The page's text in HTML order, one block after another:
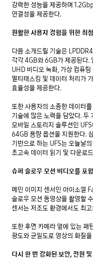
강력한 성능을 제공하며
연결성을 제공한다.
원활한 사용자 경험을 위한 최
다음 소개드릴 기술은
각각 4GB와 6GB가 제공된다.
UHD 비디오 녹화, 가상 컴퓨
멀티태스킹 및 데이터 처리가
효율성을 제공한다.
또한 사용자의 소중한 데이터
기술에 많은 노력을 담았다. 두
모바일 스토리지 솔루션인
64GB 용량 옵션을 지원한다.
기반으로 하는 UFS는 오늘날
초고속 데이터 읽기 및 다운로
슈퍼 슬로우 모션 비디오를 포
메인 이미지 센서인 아이소셀
슬로우 모션 동영상을 촬영할
센서는 저조도 환경에서도 최
또한 후면 카메라 옆에 있는 패
광도와 균일도로 영상의 화질
다시 한 번 강화된 보안, 전원